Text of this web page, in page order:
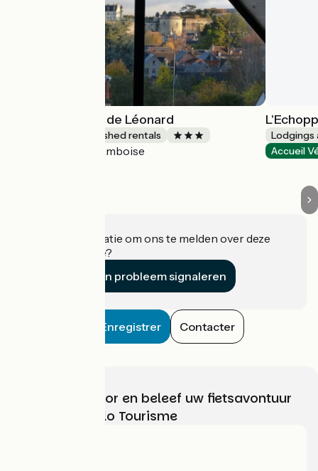
Le Point de Vue de Léonard
Lodgings and furnished rentals
Amboise
Lodgings
Accueil
Heeft u informatie om ons te melden over deze
accommodatie?
Een probleem signaleren
Enregistrer Contacter
Kies, bereid voor en beleef uw fietsavontuur
met France Vélo Tourisme